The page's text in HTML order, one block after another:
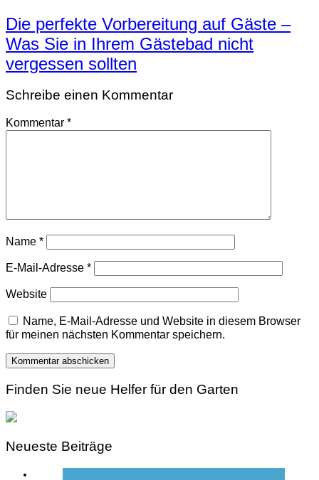
Die perfekte Vorbereitung auf Gäste –
Was Sie in Ihrem Gästebad nicht
vergessen sollten
Schreibe einen Kommentar
Kommentar *
Name *
E-Mail-Adresse *
Website
Name, E-Mail-Adresse und Website in diesem Browser
für meinen nächsten Kommentar speichern.
Finden Sie neue Helfer für den Garten
Neueste Beiträge